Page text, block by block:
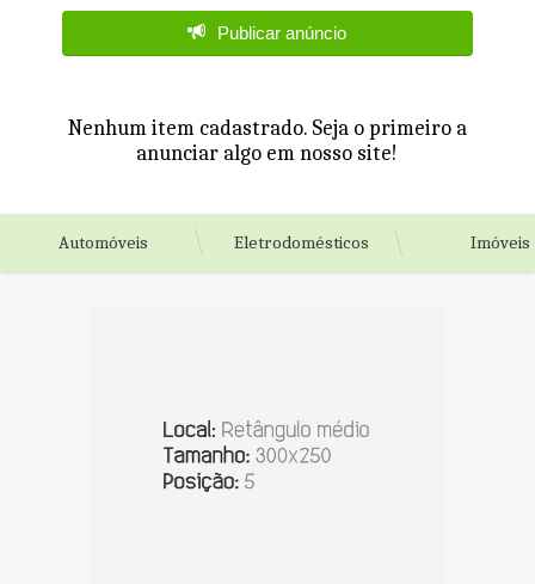
Publicar anúncio
Nenhum item cadastrado. Seja o primeiro a
anunciar algo em nosso site!
Automóveis Eletrodomésticos Imóveis